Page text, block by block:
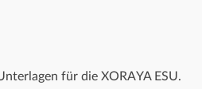
für die XORAYA ESU.